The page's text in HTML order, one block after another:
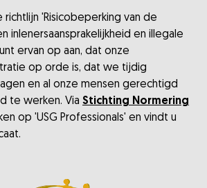
'Risicobeperking van de
inlenersaansprakelijkheid en illegale
ervan op aan, dat onze
op orde is, dat we tijdig
en al onze mensen gerechtigd
te werken. Via Stichting Normering
op 'USG Professionals' en vindt u